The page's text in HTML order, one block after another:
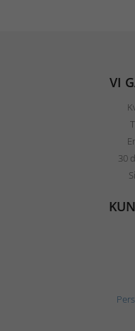
VI
30